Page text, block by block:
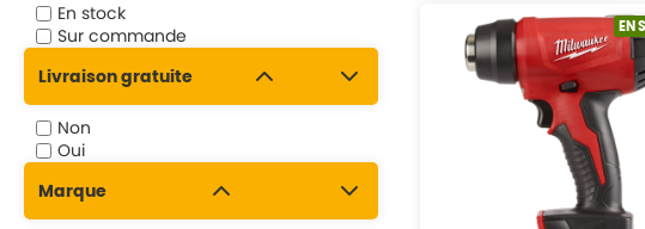
En stock
Sur commande
Livraison gratuite
Non
Oui
Marque
EN